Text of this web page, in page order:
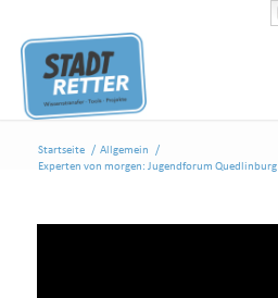
Startseite / Allgemein
/
Experten von morgen: Jugendforum Quedlinburg